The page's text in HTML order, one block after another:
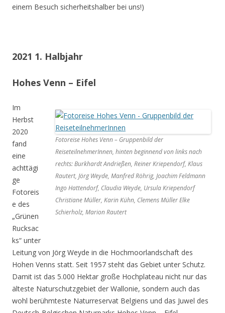
einem Besuch sicherheitshalber bei uns!)
2021 1. Halbjahr
Hohes Venn – Eifel
Fotoreise Hohes Venn – Gruppenbild der
ReiseteilnehmerInnen, hinten beginnend von links nach
rechts: Burkhardt Andrießen, Reiner Kriependorf, Klaus
Rautert, Jörg Weyde, Manfred Röhrig, Joachim Feldmann
Ingo Hattendorf, Claudia Weyde, Ursula Kriependorf
Christiane Müller, Karin Kühn, Clemens Müller Elke
Schierholz, Marion Rautert
Im
Herbst
2020
fand
eine
achttägi
ge
Fotoreis
e des
„Grünen
Rucksac
ks“ unter
Leitung von Jörg Weyde in die Hochmoorlandschaft des
Hohen Venns statt. Seit 1957 steht das Gebiet unter Schutz.
Damit ist das 5.000 Hektar große Hochplateau nicht nur das
älteste Naturschutzgebiet der Wallonie, sondern auch das
wohl berühmteste Naturreservat Belgiens und das Juwel des